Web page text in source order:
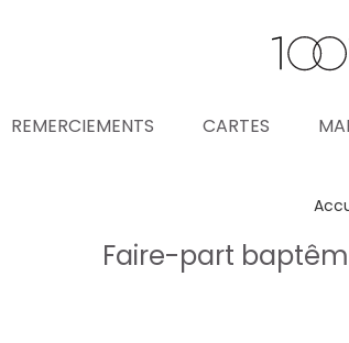
REMERCIEMENTS CARTES
Faire-part